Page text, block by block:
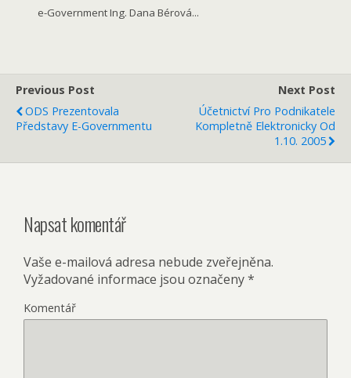
e-Government Ing. Dana Bérová...
Previous Post
ODS Prezentovala
Představy E-Governmentu
Next Post
Účetnictví Pro Podnikatele
Kompletně Elektronicky Od
1.10. 2005
Napsat komentář
Vaše e-mailová adresa nebude zveřejněna.
Vyžadované informace jsou označeny*
Komentář